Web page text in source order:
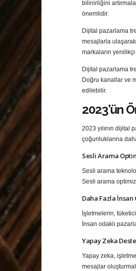
bilinirliğini
önemlidir.
Dijital pazarlama
mesajlarla
markaların
Dijital pazarlama
Doğru kanallar ve
edilebilir.
2023’ün
2023 yılının dijital
çoğunluklarına
Sesli Arama
Sesli arama
Sesli arama
Daha Fazla
İşletmelerin,
İnsan odaklı
Yapay Zeka
Yapay zeka,
mesajlar